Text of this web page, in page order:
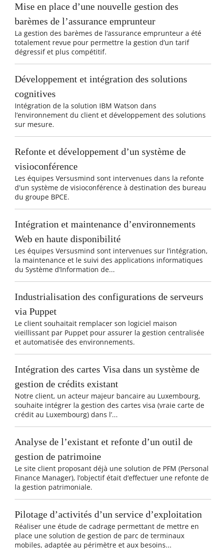
Mise en place d’une nouvelle gestion des
barèmes de l’assurance emprunteur
La gestion des barèmes de l’assurance emprunteur a été
totalement revue pour permettre la gestion d’un tarif
dégressif et plus compétitif.
Développement et intégration des solutions
cognitives
Intégration de la solution IBM Watson dans
l’environnement du client et développement des solutions
sur mesure.
Refonte et développement d’un système de
visioconférence
Les équipes Versusmind sont intervenues dans la refonte
d'un système de visioconférence à destination des bureau
du groupe BPCE.
Intégration et maintenance d’environnements
Web en haute disponibilité
Les équipes Versusmind sont intervenues sur l’intégration,
la maintenance et le suivi des applications informatiques
du Système d’Information de...
Industrialisation des configurations de serveurs
via Puppet
Le client souhaitait remplacer son logiciel maison
vieillissant par Puppet pour assurer la gestion centralisée
et automatisée des environnements.
Intégration des cartes Visa dans un système de
gestion de crédits existant
Notre client, un acteur majeur bancaire au Luxembourg,
souhaite intégrer la gestion des cartes visa (vraie carte de
crédit au Luxembourg) dans l’...
Analyse de l’existant et refonte d’un outil de
gestion de patrimoine
Le site client proposant déjà une solution de PFM (Personal
Finance Manager), l’objectif était d’effectuer une refonte de
la gestion patrimoniale.
Pilotage d’activités d’un service d’exploitation
Réaliser une étude de cadrage permettant de mettre en
place une solution de gestion de parc de terminaux
mobiles, adaptée au périmètre et aux besoins...